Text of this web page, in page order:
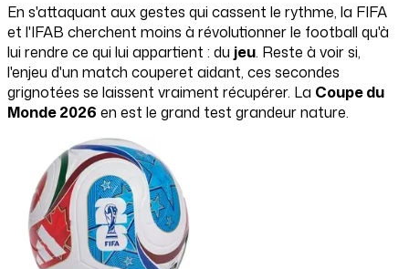
En s'attaquant aux gestes qui cassent le rythme, la FIFA
et l'IFAB cherchent moins à révolutionner le football qu'à
lui rendre ce qui lui appartient : du jeu. Reste à voir si,
l'enjeu d'un match couperet aidant, ces secondes
grignotées se laissent vraiment récupérer. La Coupe du
Monde 2026 en est le grand test grandeur nature.